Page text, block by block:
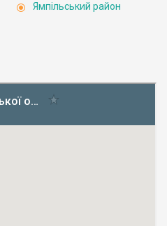
Ямпільський район